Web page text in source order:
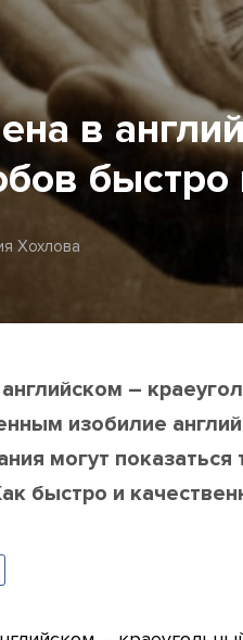
в
Хохлова
–
изобилие
могут
быстро и